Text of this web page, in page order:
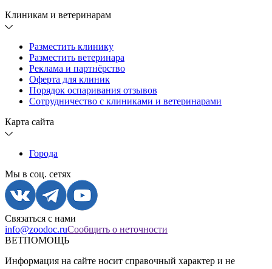
Клиникам и ветеринарам
Разместить клинику
Разместить ветеринара
Реклама и партнёрство
Оферта для клиник
Порядок оспаривания отзывов
Сотрудничество с клиниками и ветеринарами
Карта сайта
Города
Мы в соц. сетях
Связаться с нами
info@zoodoc.ruСообщить о неточности
ВЕТПОМОЩЬ
Информация на сайте носит справочный характер и не